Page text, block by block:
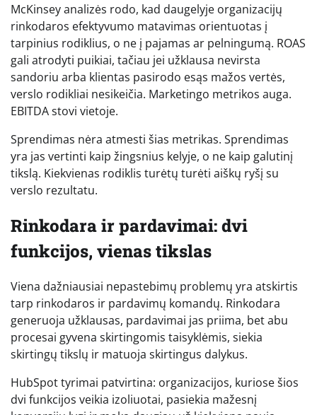
McKinsey analizės rodo, kad daugelyje organizacijų
rinkodaros efektyvumo matavimas orientuotas į
tarpinius rodiklius, o ne į pajamas ar pelningumą. ROAS
gali atrodyti puikiai, tačiau jei užklausa nevirsta
sandoriu arba klientas pasirodo esąs mažos vertės,
verslo rodikliai nesikeičia. Marketingo metrikos auga.
EBITDA stovi vietoje.
Sprendimas nėra atmesti šias metrikas. Sprendimas
yra jas vertinti kaip žingsnius kelyje, o ne kaip galutinį
tikslą. Kiekvienas rodiklis turėtų turėti aiškų ryšį su
verslo rezultatu.
Rinkodara ir pardavimai: dvi
funkcijos, vienas tikslas
Viena dažniausiai nepastebimų problemų yra atskirtis
tarp rinkodaros ir pardavimų komandų. Rinkodara
generuoja užklausas, pardavimai jas priima, bet abu
procesai gyvena skirtingomis taisyklėmis, siekia
skirtingų tikslų ir matuoja skirtingus dalykus.
HubSpot tyrimai patvirtina: organizacijos, kuriose šios
dvi funkcijos veikia izoliuotai, pasiekia mažesnį